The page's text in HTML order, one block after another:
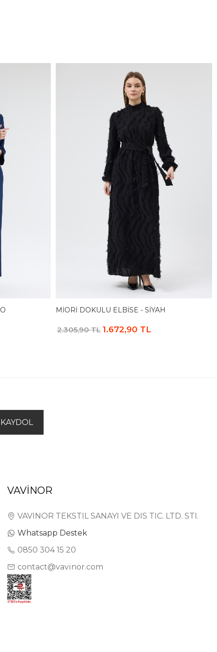
MIORI DOKULU ELBISE - SIYAH
2.305,90 TL 1.672,90 TL
KAYDOL
VAVİNOR
VAVINOR TEKSTIL SANAYI VE DIS TIC. LTD. STI.
Whatsapp Destek
0850 304 15 20
contact@vavinor.com